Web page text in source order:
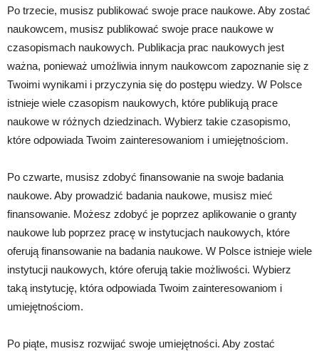
Po trzecie, musisz publikować swoje prace naukowe. Aby zostać
naukowcem, musisz publikować swoje prace naukowe w
czasopismach naukowych. Publikacja prac naukowych jest
ważna, ponieważ umożliwia innym naukowcom zapoznanie się z
Twoimi wynikami i przyczynia się do postępu wiedzy. W Polsce
istnieje wiele czasopism naukowych, które publikują prace
naukowe w różnych dziedzinach. Wybierz takie czasopismo,
które odpowiada Twoim zainteresowaniom i umiejętnościom.
Po czwarte, musisz zdobyć finansowanie na swoje badania
naukowe. Aby prowadzić badania naukowe, musisz mieć
finansowanie. Możesz zdobyć je poprzez aplikowanie o granty
naukowe lub poprzez pracę w instytucjach naukowych, które
oferują finansowanie na badania naukowe. W Polsce istnieje wiele
instytucji naukowych, które oferują takie możliwości. Wybierz
taką instytucję, która odpowiada Twoim zainteresowaniom i
umiejętnościom.
Po piąte, musisz rozwijać swoje umiejętności. Aby zostać